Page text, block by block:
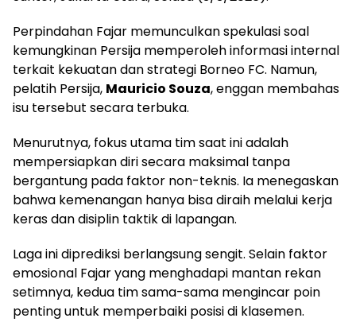
Perpindahan Fajar memunculkan spekulasi soal
kemungkinan Persija memperoleh informasi internal
terkait kekuatan dan strategi Borneo FC. Namun,
pelatih Persija, Mauricio Souza, enggan membahas
isu tersebut secara terbuka.
Menurutnya, fokus utama tim saat ini adalah
mempersiapkan diri secara maksimal tanpa
bergantung pada faktor non-teknis. Ia menegaskan
bahwa kemenangan hanya bisa diraih melalui kerja
keras dan disiplin taktik di lapangan.
Laga ini diprediksi berlangsung sengit. Selain faktor
emosional Fajar yang menghadapi mantan rekan
setimnya, kedua tim sama-sama mengincar poin
penting untuk memperbaiki posisi di klasemen.